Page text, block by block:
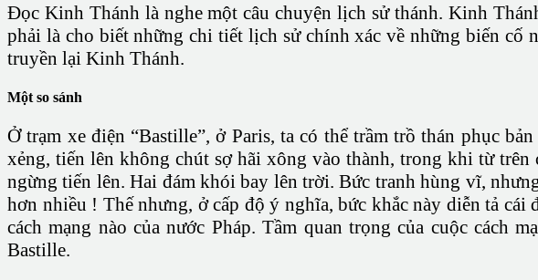
Đọc Kinh Thánh là nghe một câu chuyện lịch sử thánh. Kinh
phải là cho biết những chi tiết lịch sử chính xác về những biến cố
truyền lại Kinh Thánh.
Một so sánh
Ở trạm xe điện “Bastille”, ở Paris, ta có thể trầm trồ thán phục
xẻng, tiến lên không chút sợ hãi xông vào thành, trong khi từ
ngừng tiến lên. Hai đám khói bay lên trời. Bức tranh hùng vĩ,
hơn nhiều ! Thế nhưng, ở cấp độ ý nghĩa, bức khắc này diễn tả
cách mạng nào của nước Pháp. Tầm quan trọng của cuộc cách
Bastille.